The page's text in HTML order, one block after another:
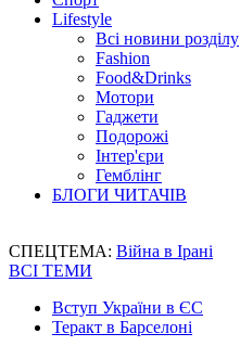
Lifestyle
Всі новини розділу
Fashion
Food&Drinks
Мотори
Гаджети
Подорожі
Інтер'єри
Гемблінг
БЛОГИ ЧИТАЧІВ
СПЕЦТЕМА: Війна в Ірані
ВСІ ТЕМИ
Вступ України в ЄС
Теракт в Барселоні